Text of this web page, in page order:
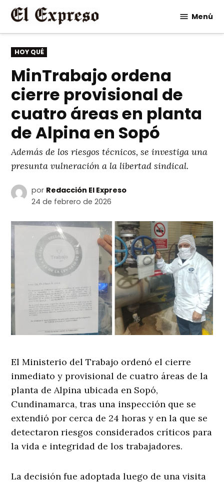
Saltar
contenido
Menú
PUBLICADO
EN
HOY QUÉ
MinTrabajo ordena
cierre provisional de
cuatro áreas en planta
de Alpina en Sopó
Además de los riesgos técnicos, se investiga una
presunta vulneración a la libertad sindical.
por Redacción El Expreso
24 de febrero de 2026
El Ministerio del Trabajo ordenó el cierre
inmediato y provisional de cuatro áreas de la
planta de Alpina ubicada en Sopó,
Cundinamarca, tras una inspección que se
extendió por cerca de 24 horas y en la que se
detectaron riesgos considerados críticos para
la vida e integridad de los trabajadores.
La decisión fue adoptada luego de una visita